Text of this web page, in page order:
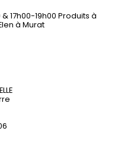
17h00-19h00 Produits à
à Murat